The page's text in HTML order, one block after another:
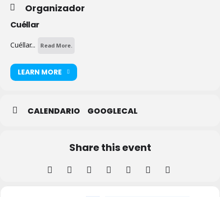
Organizador
Cuéllar
Cuéllar... Read More.
LEARN MORE
CALENDARIO GOOGLECAL
Share this event